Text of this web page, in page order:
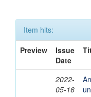
Item hits:
Preview
Issue
Date
2022-
05-16